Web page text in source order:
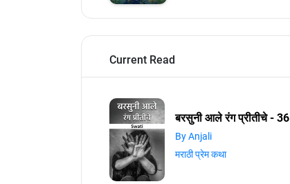
Current Read
बरसुनी आले रंग प्रीतीचे - 36
By Anjali
मराठी प्रेम कथा